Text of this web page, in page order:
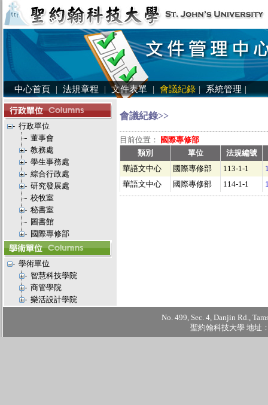
中心首頁 | 法規章程 | 文件表單 | 會議紀錄 | 系統管理 |
行政單位
董事會
教務處
學生事務處
綜合行政處
研究發展處
校牧室
秘書室
圖書館
國際專修部
學術單位
智慧科技學院
商管學院
樂活設計學院
會議紀錄>>
目前位置：
國際專修部
類別
單位
法規編號
華語文中心
國際專修部 113-1-1
華語文中心
國際專修部 114-1-1
No. 499, Sec. 4, Danjin Rd.,
聖約翰科技大學 地址